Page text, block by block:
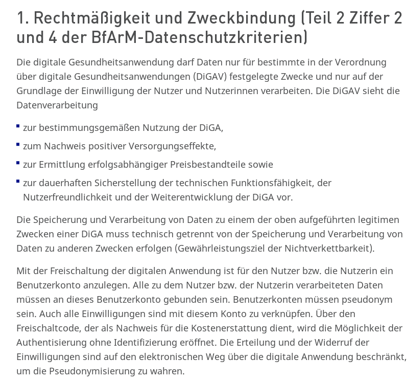
1. Rechtmäßigkeit und Zweckbindung (Teil 2 Ziffer 2
und 4 der BfArM-Datenschutzkriterien)
Die digitale Gesundheitsanwendung darf Daten nur für bestimmte in der Verordnung
über digitale Gesundheitsanwendungen (DiGAV) festgelegte Zwecke und nur auf der
Grundlage der Einwilligung der Nutzer und Nutzerinnen verarbeiten. Die DiGAV sieht die
Datenverarbeitung
zur bestimmungsgemäßen Nutzung der DiGA,
zum Nachweis positiver Versorgungseffekte,
zur Ermittlung erfolgsabhängiger Preisbestandteile sowie
zur dauerhaften Sicherstellung der technischen Funktionsfähigkeit, der
Nutzerfreundlichkeit und der Weiterentwicklung der DiGA vor.
Die Speicherung und Verarbeitung von Daten zu einem der oben aufgeführten legitimen
Zwecken einer DiGA muss technisch getrennt von der Speicherung und Verarbeitung von
Daten zu anderen Zwecken erfolgen (Gewährleistungsziel der Nichtverkettbarkeit).
Mit der Freischaltung der digitalen Anwendung ist für den Nutzer bzw. die Nutzerin ein
Benutzerkonto anzulegen. Alle zu dem Nutzer bzw. der Nutzerin verarbeiteten Daten
müssen an dieses Benutzerkonto gebunden sein. Benutzerkonten müssen pseudonym
sein. Auch alle Einwilligungen sind mit diesem Konto zu verknüpfen. Über den
Freischaltcode, der als Nachweis für die Kostenerstattung dient, wird die Möglichkeit der
Authentisierung ohne Identifizierung eröffnet. Die Erteilung und der Widerruf der
Einwilligungen sind auf den elektronischen Weg über die digitale Anwendung beschränkt,
um die Pseudonymisierung zu wahren.